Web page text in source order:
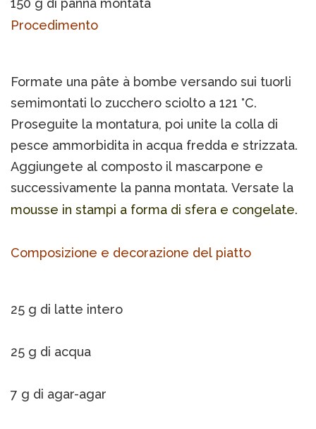
150 g di panna montata
Procedimento
Formate una pâte à bombe versando sui tuorli
semimontati lo zucchero sciolto a 121 °C.
Proseguite la montatura, poi unite la colla di
pesce ammorbidita in acqua fredda e strizzata.
Aggiungete al composto il mascarpone e
successivamente la panna montata. Versate la
mousse in stampi a forma di sfera e congelate.
Composizione e decorazione del piatto
25 g di latte intero
25 g di acqua
7 g di agar-agar